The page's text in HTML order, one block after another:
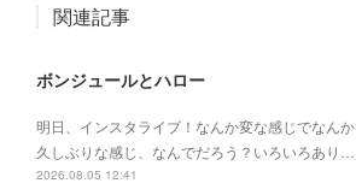
関連記事
ボンジュールとハロー
明日、インスタライブ！なんか変な感じでなんか
久しぶりな感じ、なんでだろう？いろいろあり…
2026.08.05 12:41